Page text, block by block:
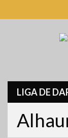
to
LIGA DE